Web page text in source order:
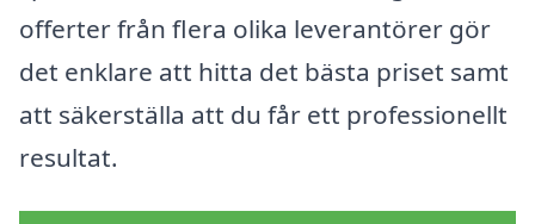
offerter från flera olika leverantörer gör
det enklare att hitta det bästa priset samt
att säkerställa att du får ett professionellt
resultat.